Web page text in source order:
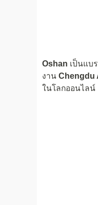
Oshan เป็นแบ
งาน Chengdu
ในโลกออนไลน์